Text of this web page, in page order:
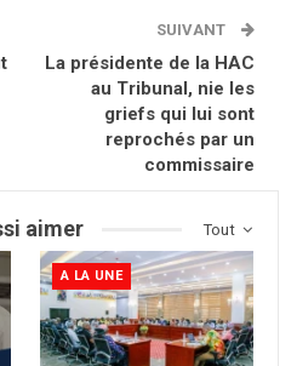
SUIVANT
La présidente de la HAC
au Tribunal, nie les
griefs qui lui sont
reprochés par un
commissaire
Tout
aimer
A LA UNE